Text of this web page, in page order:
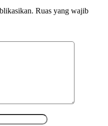
Ruas yang wajib